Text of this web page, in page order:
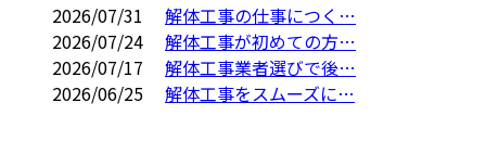
2026/07/31
解体工事の仕事につく…
2026/07/24
解体工事が初めての方…
2026/07/17
解体工事業者選びで後…
2026/06/25
解体工事をスムーズに…